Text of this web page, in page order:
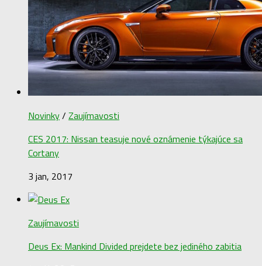
Novinky/ Zaujímavosti
CES 2017: Nissan teasuje nové oznámenie týkajúce sa
Cortany
3 jan, 2017
Zaujímavosti
Deus Ex: Mankind Divided prejdete bez jediného zabitia